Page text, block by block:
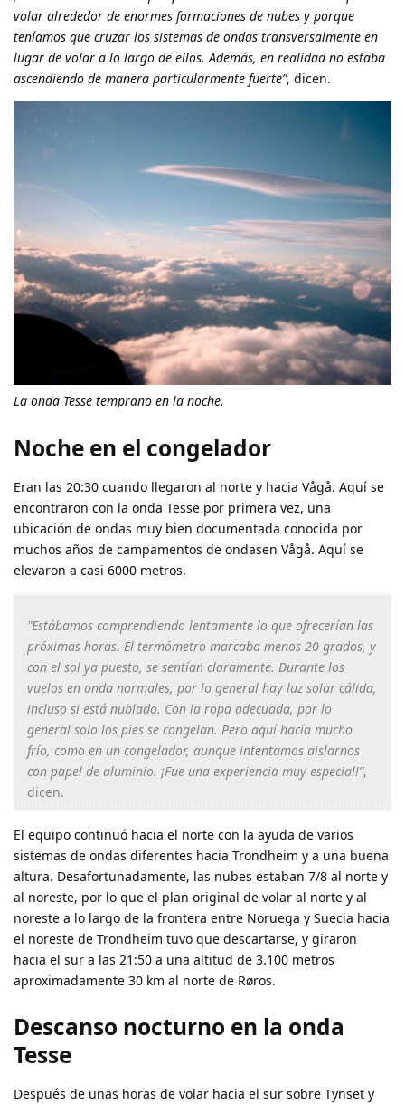
volar alrededor de enormes formaciones de nubes y porque
teníamos que cruzar los sistemas de ondas transversalmente en
lugar de volar a lo largo de ellos. Además, en realidad no estaba
ascendiendo de manera particularmente fuerte”, dicen.
La onda Tesse temprano en la noche.
Noche en el congelador
Eran las 20:30 cuando llegaron al norte y hacia Vågå. Aquí se
encontraron con la onda Tesse por primera vez, una
ubicación de ondas muy bien documentada conocida por
muchos años de campamentos de ondasen Vågå. Aquí se
elevaron a casi 6000 metros.
"Estábamos comprendiendo lentamente lo que ofrecerían las
próximas horas. El termómetro marcaba menos 20 grados, y
con el sol ya puesto, se sentían claramente. Durante los
vuelos en onda normales, por lo general hay luz solar cálida,
incluso si está nublado. Con la ropa adecuada, por lo
general solo los pies se congelan. Pero aquí hacía mucho
frío, como en un congelador, aunque intentamos aislarnos
con papel de aluminio. ¡Fue una experiencia muy especial!”,
dicen.
El equipo continuó hacia el norte con la ayuda de varios
sistemas de ondas diferentes hacia Trondheim y a una buena
altura. Desafortunadamente, las nubes estaban 7/8 al norte y
al noreste, por lo que el plan original de volar al norte y al
noreste a lo largo de la frontera entre Noruega y Suecia hacia
el noreste de Trondheim tuvo que descartarse, y giraron
hacia el sur a las 21:50 a una altitud de 3.100 metros
aproximadamente 30 km al norte de Røros.
Descanso nocturno en la onda
Tesse
Después de unas horas de volar hacia el sur sobre Tynset y